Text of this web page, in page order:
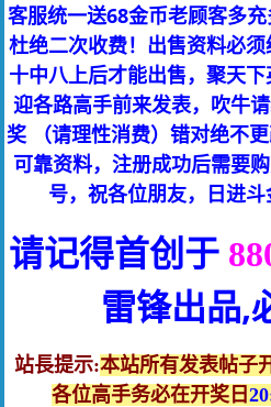
客服统一送68金币老顾客多充
杜绝二次收费！出售资料必
十中八上后才能出售，聚天
迎各路高手前来发表，吹牛
奖 （请理性消费）错对绝不
可靠资料，注册成功后需要
号，祝各位朋友，日进斗
请记得首创于
雷锋出品,
站長提示:本站所有发表帖子
各位高手务必在开奖日